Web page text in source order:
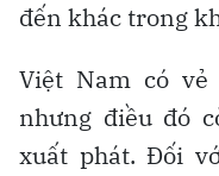
đến khác trong
Việt Nam có
nhưng điều đó
xuất phát. Đối